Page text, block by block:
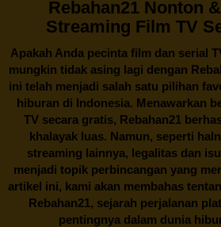
Rebahan21 Nonton
Streaming Film TV
Apakah Anda pecinta film dan serial
mungkin tidak asing lagi dengan
ini telah menjadi salah satu pilihan
hiburan di Indonesia. Menawarkan
TV secara gratis, Rebahan21
khalayak luas. Namun, seperti
streaming lainnya, legalitas dan
menjadi topik perbincangan yang
artikel ini, kami akan membahas
Rebahan21, sejarah perjalanan
pentingnya dalam dunia